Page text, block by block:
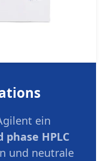
ein
phase HPLC
und neutrale